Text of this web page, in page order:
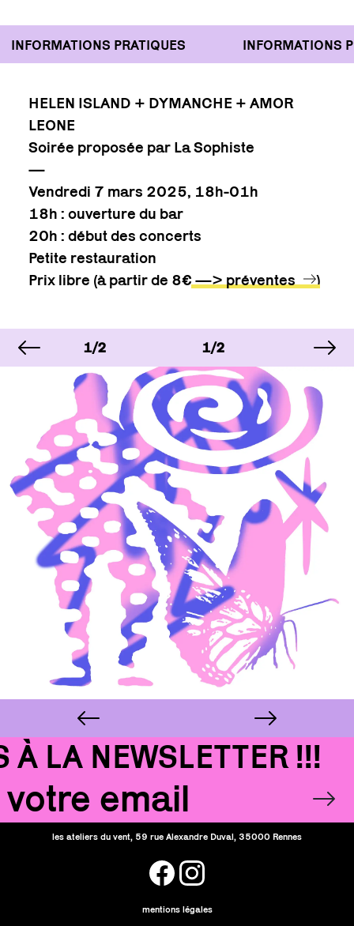
INFORMATIONS PRATIQUES INFORMATIONS
HELEN ISLAND + DYMANCHE + AMOR
LEONE
Soirée proposée par La Sophiste
—
Vendredi 7 mars 2025, 18h-01h
18h : ouverture du bar
20h : début des concerts
Petite restauration
Prix libre (à partir de 8€ —> préventes )
image précédente
IMAGE
1/2 IMAGE
1/2 IMAGE
1/2
IMAGE
1/2 IMAGE
1/2 IMAGE
1/2
LA NEWSLETTER !!!
Email
les ateliers du vent, 59 rue Alexandre Duval, 35000 Rennes
facebookinstagram
mentions légales